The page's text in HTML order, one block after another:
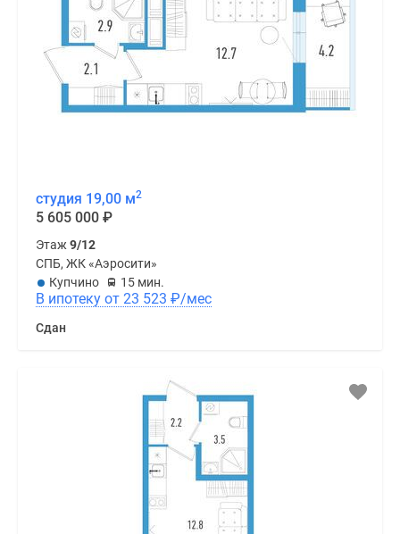
студия 19,00 м2
5 605 000 ₽
Этаж9/12
СПБ, ЖК «Аэросити»
Купчино
15 мин.
В ипотеку от 23 523 ₽/мес
Сдан